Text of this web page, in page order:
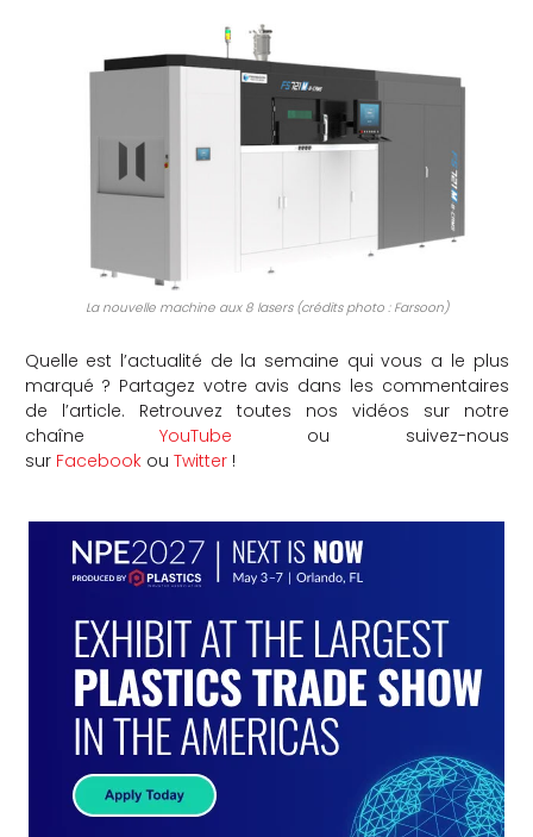
La nouvelle machine aux 8 lasers (crédits photo : Farsoon)
Quelle est l’actualité de la semaine qui vous a le plus
marqué ? Partagez votre avis dans les commentaires
de l’article. Retrouvez toutes nos vidéos sur notre
chaîne YouTube ou suivez-nous
sur Facebookou Twitter!